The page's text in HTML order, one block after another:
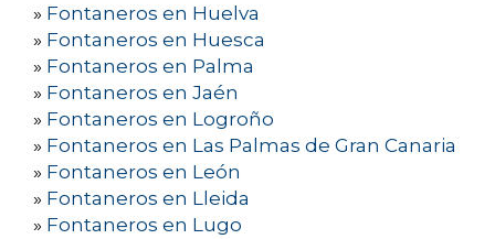
» Fontaneros en Huelva
» Fontaneros en Huesca
» Fontaneros en Palma
» Fontaneros en Jaén
» Fontaneros en Logroño
» Fontaneros en Las Palmas de Gran Canaria
» Fontaneros en León
» Fontaneros en Lleida
» Fontaneros en Lugo